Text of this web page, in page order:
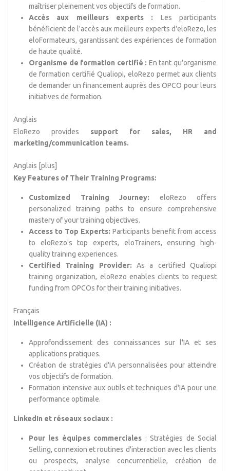
maîtriser pleinement vos objectifs de formation.
Accès aux meilleurs experts : Les participants
bénéficient de l'accès aux meilleurs experts d'eloRezo, les
eloFormateurs, garantissant des expériences de formation
de haute qualité.
Organisme de formation certifié : En tant qu'organisme
de formation certifié Qualiopi, eloRezo permet aux clients
de demander un financement auprès des OPCO pour leurs
initiatives de formation.
Anglais
EloRezo provides support for sales, HR and
marketing/communication teams.
Anglais [plus]
Key Features of Their Training Programs:
Customized Training Journey: eloRezo offers
personalized training paths to ensure comprehensive
mastery of your training objectives.
Access to Top Experts: Participants benefit from access
to eloRezo's top experts, eloTrainers, ensuring high-
quality training experiences.
Certified Training Provider: As a certified Qualiopi
training organization, eloRezo enables clients to request
funding from OPCOs for their training initiatives.
Français
Intelligence Artificielle (IA) :
Approfondissement des connaissances sur l'IA et ses
applications pratiques.
Création de stratégies d'IA personnalisées pour atteindre
vos objectifs de formation.
Formation intensive aux outils et techniques d'IA pour une
performance optimale.
LinkedIn et réseaux sociaux :
Pour les équipes commerciales : Stratégies de Social
Selling, connexion et routines d'interaction avec les clients
ou prospects, analyse concurrentielle, création de